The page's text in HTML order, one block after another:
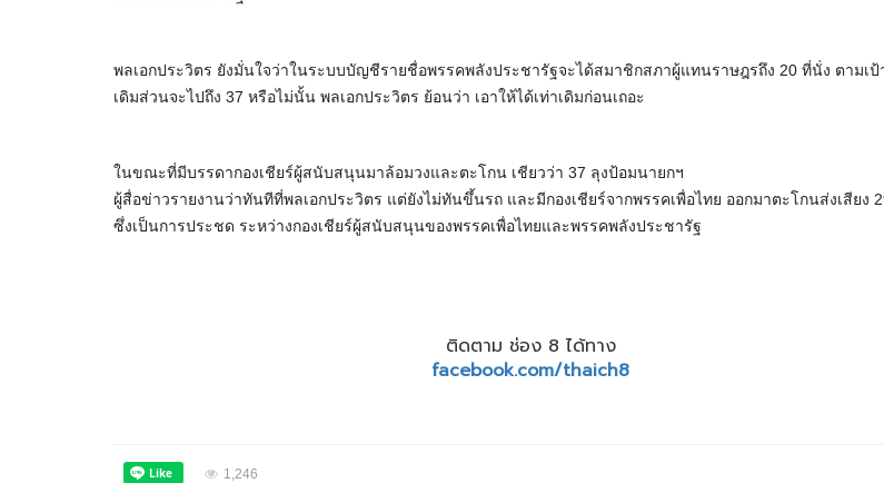
พลเอกประวิตร ยังมั่นใจว่าในระบบบัญชีรายชื่อพรรคพลังประชารัฐจะได้สมาชิกสภาผู้แทนราษฎรถึง 20 ที่นั่ง ตามเป้
เดิมส่วนจะไปถึง 37 หรือไม่นั้น พลเอกประวิตร ย้อนว่า เอาให้ได้เท่าเดิมก่อนเถอะ
ในขณะที่มีบรรดากองเชียร์ผู้สนับสนุนมาล้อมวงและตะโกน เชียวว่า 37 ลุงป้อมนายกฯ
ผู้สื่อข่าวรายงานว่าทันทีที่พลเอกประวิตร แต่ยังไม่ทันขึ้นรถ และมีกองเชียร์จากพรรคเพื่อไทย ออกมาตะโกนส่งเสียง
ซึ่งเป็นการประชด ระหว่างกองเชียร์ผู้สนับสนุนของพรรคเพื่อไทยและพรรคพลังประชารัฐ
ติดตาม ช่อง 8 ได้ทาง
facebook.com/thaich8
1,246